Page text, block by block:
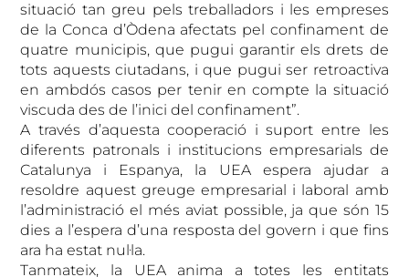
situació tan greu pels treballadors i les empreses
de la Conca d’Òdena afectats pel confinament de
quatre municipis, que pugui garantir els drets de
tots aquests ciutadans, i que pugui ser retroactiva
en ambdós casos per tenir en compte la situació
viscuda des de l’inici del confinament”.
A través d’aquesta cooperació i suport entre les
diferents patronals i institucions empresarials de
Catalunya i Espanya, la UEA espera ajudar a
resoldre aquest greuge empresarial i laboral amb
l’administració el més aviat possible, ja que són 15
dies a l’espera d’una resposta del govern i que fins
ara ha estat nul·la.
Tanmateix, la UEA anima a totes les entitats